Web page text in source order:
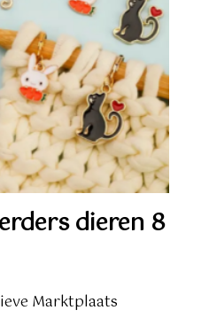
dieren 8
Marktplaats